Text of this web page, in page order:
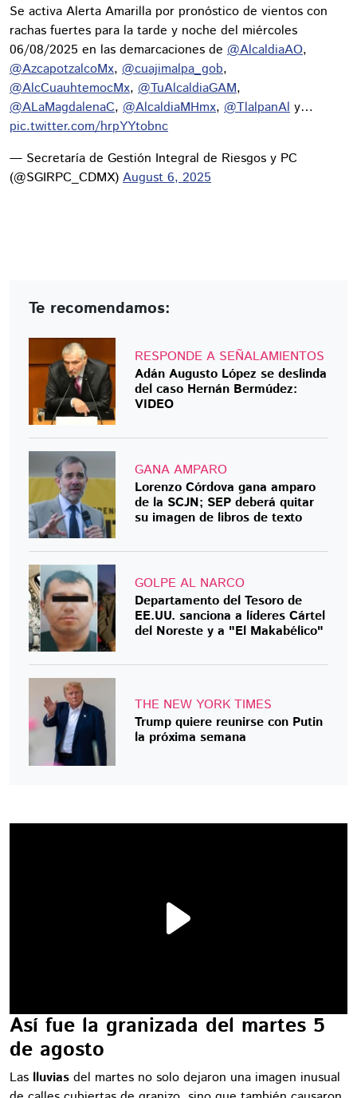
Se activa Alerta Amarilla por pronóstico de vientos con
rachas fuertes para la tarde y noche del miércoles
06/08/2025 en las demarcaciones de @AlcaldiaAO,
@AzcapotzalcoMx, @cuajimalpa_gob,
@AlcCuauhtemocMx, @TuAlcaldiaGAM,
@ALaMagdalenaC, @AlcaldiaMHmx, @TlalpanAl y…
pic.twitter.com/hrpYYtobnc
— Secretaría de Gestión Integral de Riesgos y PC
(@SGIRPC_CDMX) August 6, 2025
Te recomendamos:
RESPONDE A SEÑALAMIENTOS
Adán Augusto López se deslinda
del caso Hernán Bermúdez:
VIDEO
GANA AMPARO
Lorenzo Córdova gana amparo
de la SCJN; SEP deberá quitar
su imagen de libros de texto
GOLPE AL NARCO
Departamento del Tesoro de
EE.UU. sanciona a líderes Cártel
del Noreste y a "El Makabélico"
THE NEW YORK TIMES
Trump quiere reunirse con Putin
la próxima semana
Así fue la granizada del martes 5
de agosto
Las lluvias del martes no solo dejaron una imagen inusual